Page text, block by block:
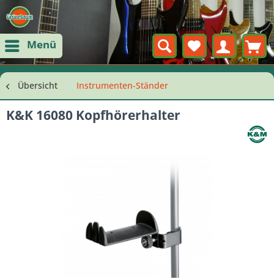
Menü
Übersicht Instrumenten-Ständer
K&K 16080 Kopfhörerhalter